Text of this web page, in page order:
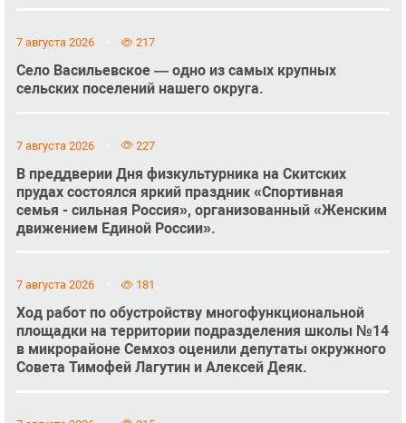
7 августа 2026 217
Село Васильевское — одно из самых крупных
сельских поселений нашего округа.
7 августа 2026 227
В преддверии Дня физкультурника на Скитских
прудах состоялся яркий праздник «Спортивная
семья - сильная Россия», организованный «Женским
движением Единой России».
7 августа 2026 181
Ход работ по обустройству многофункциональной
площадки на территории подразделения школы №14
в микрорайоне Семхоз оценили депутаты окружного
Совета Тимофей Лагутин и Алексей Деяк.